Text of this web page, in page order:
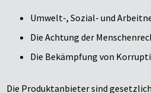
Umwelt-, Sozial- und
Die Achtung der
Die Bekämpfung von
Die Produktanbieter sind